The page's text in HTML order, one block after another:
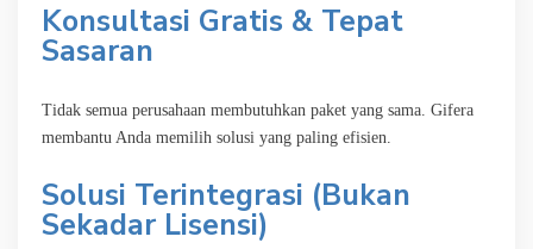
Konsultasi Gratis & Tepat
Sasaran
Tidak semua perusahaan membutuhkan paket yang sama. Gifera
membantu Anda memilih solusi yang paling efisien.
Solusi Terintegrasi (Bukan
Sekadar Lisensi)